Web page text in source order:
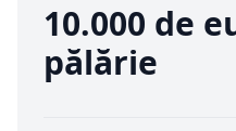
10.000 de
pălărie